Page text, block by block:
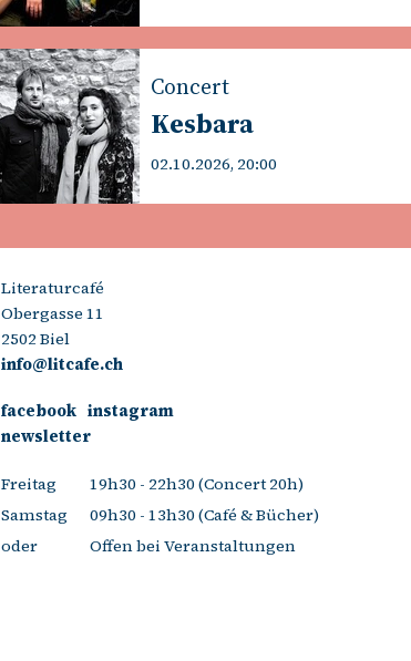
Concert
Kesbara
02.10.2026, 20:00
Literaturcafé
Obergasse 11
2502 Biel
info@litcafe.ch
facebook instagram
newsletter
Freitag
19h30 - 22h30 (Concert 20h)
Samstag
09h30 - 13h30 (Café & Bücher)
oder
Offen bei Veranstaltungen